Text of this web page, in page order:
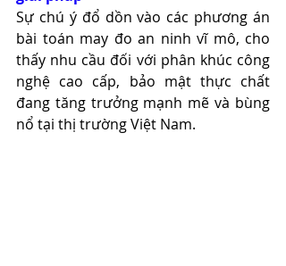
Sự chú ý đổ dồn vào các phương án
bài toán may đo an ninh vĩ mô, cho
thấy nhu cầu đối với phân khúc công
nghệ cao cấp, bảo mật thực chất
đang tăng trưởng mạnh mẽ và bùng
nổ tại thị trường Việt Nam.